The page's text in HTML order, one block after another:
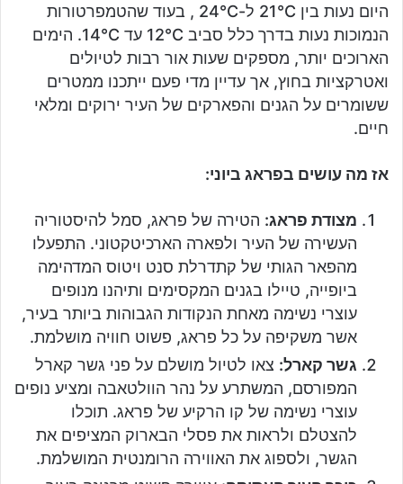
היום נעות בין 21°C ל-24°C , בעוד שהטמפרטורות
הנמוכות נעות בדרך כלל סביב 12°C עד 14°C. הימים
הארוכים יותר, מספקים שעות אור רבות לטיולים
ואטרקציות בחוץ, אך עדיין מדי פעם ייתכנו ממטרים
ששומרים על הגנים והפארקים של העיר ירוקים ומלאי
חיים.
אז מה עושים בפראג ביוני:
מצודת פראג: הטירה של פראג, סמל להיסטוריה
העשירה של העיר ולפארה הארכיטקטוני. התפעלו
מהפאר הגותי של קתדרלת סנט ויטוס המדהימה
ביופייה, טיילו בגנים המקסימים ותיהנו מנופים
עוצרי נשימה מאחת הנקודות הגבוהות ביותר בעיר,
אשר משקיפה על כל פראג, פשוט חוויה מושלמת.
גשר קארל: צאו לטיול מושלם על פני גשר קארל
המפורסם, המשתרע על נהר הוולטאבה ומציע נופים
עוצרי נשימה של קו הרקיע של פראג. תוכלו
להצטלם ולראות את פסלי הבארוק המציפים את
הגשר, ולספוג את האווירה הרומנטית המושלמת.